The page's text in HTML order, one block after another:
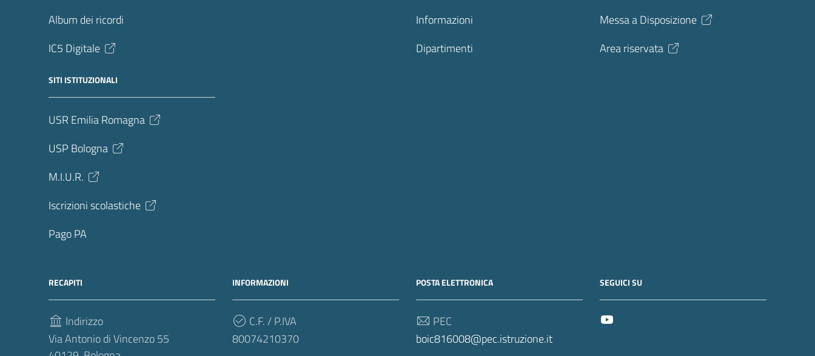
Album dei ricordi
IC5 Digitale
Informazioni
Dipartimenti
Messa a Disposizione
Area riservata
SITI ISTITUZIONALI
USR Emilia Romagna
USP Bologna
M.I.U.R.
Iscrizioni scolastiche
Pago PA
RECAPITI
Indirizzo
Via Antonio di Vincenzo 55
INFORMAZIONI
C.F. / P.IVA
80074210370
POSTA ELETTRONICA
PEC
boic816008@pec.istruzione.it
SEGUICI SU